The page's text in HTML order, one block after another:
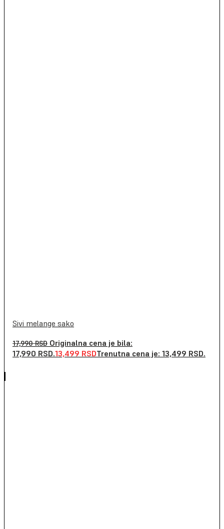
Sivi melange sako
17,990RSD Originalna cena je bila:
17,990 RSD.13,499 RSDTrenutna cena je: 13,499 RSD.